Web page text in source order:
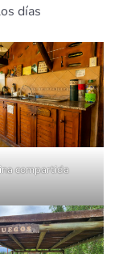
días
compartida